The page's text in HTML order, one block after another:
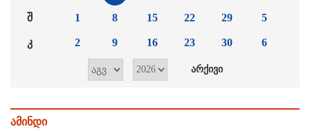
შ
კ
1
2
8
9
15
16
22
23
29
30
5
6
ამინდი